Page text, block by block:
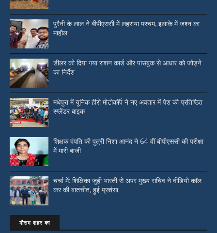
पुरैनी के लाल ने बीपीएससी में लहराया परचम, इलाके में जश्न का
माहौल
डीलर को दिया गया राशन कार्ड और पासबुक से आधार को जोड़ने
का निर्देश
मधेपुरा में यूनिक हीरो मोटोकॉर्प ने नए अवतार में पेश की प्रतिष्ठित
स्प्लेंडर बाइक
शिक्षक दंपति की पुत्री निशा आनंद ने 64 वीं बीपीएससी की परीक्षा
में मारी बाजी
चर्चा में: शिक्षिका जुही भारती से अपर मुख्य सचिव ने वीडियो काॅल
कर की बातचीत, हुई प्रशंसा
मौसम शहर का